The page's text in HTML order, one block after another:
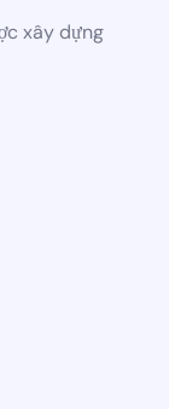
xây dựng